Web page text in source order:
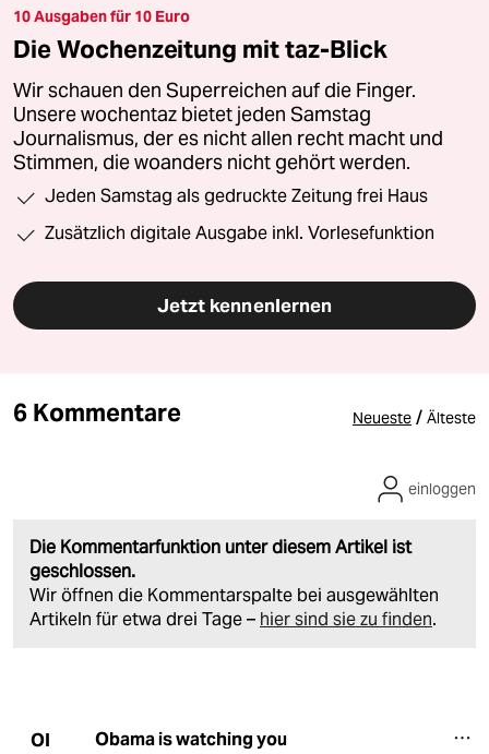
10 Ausgaben für 10 Euro
Die Wochenzeitung mit taz-Blick
Wir schauen den Superreichen auf die Finger.
Unsere wochentaz bietet jeden Samstag
Journalismus, der es nicht allen recht macht und
Stimmen, die woanders nicht gehört werden.
Jeden Samstag als gedruckte Zeitung frei Haus
Zusätzlich digitale Ausgabe inkl. Vorlesefunktion
Jetzt kennenlernen
6 Kommentare Neueste / Älteste
Die Kommentarfunktion unter diesem Artikel ist
geschlossen.
Wir öffnen die Kommentarspalte bei ausgewählten
Artikeln für etwa drei Tage – hier sind sie zu finden.
einloggen
OI Obama is watching you